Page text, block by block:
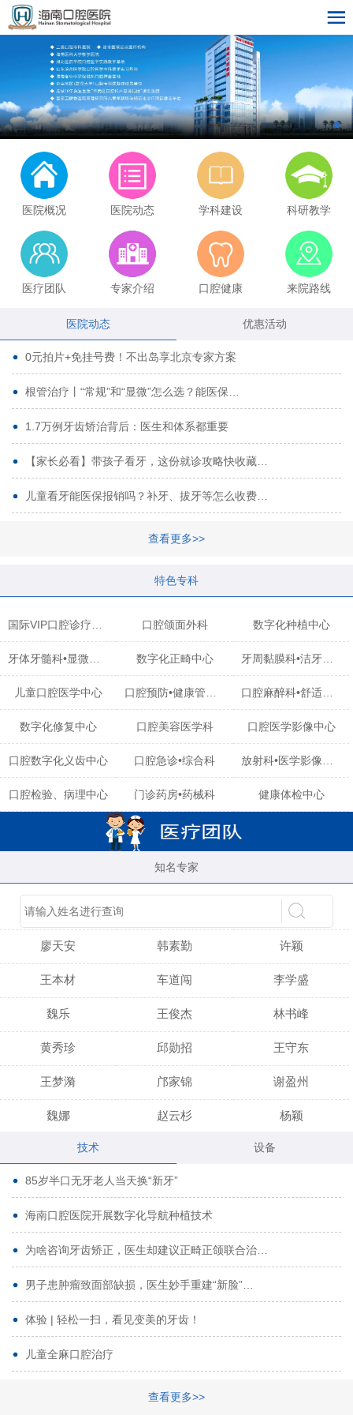
医院概况 医院动态 学科建设 科研教学
医疗团队 专家介绍 口腔健康 来院路线
医院动态 优惠活动
0元拍片+免挂号费！不出岛享北京专家方案
根管治疗丨“常规”和“显微”怎么选？能医保…
1.7万例牙齿矫治背后：医生和体系都重要
【家长必看】带孩子看牙，这份就诊攻略快收藏…
儿童看牙能医保报销吗？补牙、拔牙等怎么收费…
查看更多>>
特色专科
口腔颌面外科 数字化种植中心
数字化正畸中心 牙周黏膜科•洁牙中心
儿童口腔医学中心 口腔麻醉科•舒适化诊疗中心
数字化修复中心 口腔美容医学科 口腔医学影像中心
口腔数字化义齿中心 口腔急诊•综合科
口腔检验、病理中心 门诊药房•药械科 健康体检中心
知名专家
陈育玲 吴晓桃
廖天安 韩素勤 许颖
王本材 车道闯 李学盛
魏乐 王俊杰 林书峰
黄秀珍 邱勋招 王守东
王梦漪 邝家锦 谢盈州
魏娜 赵云杉 杨颖
黄启龙
代艳虹 林芳诚
曹香林 姜炳华
姚宗将 梁春晓
林夏羽 颜晶
路娜 商晔
周碧玲
技术 设备
85岁半口无牙老人当天换“新牙”
海南口腔医院开展数字化导航种植技术
为啥咨询牙齿矫正，医生却建议正畸正颌联合治…
男子患肿瘤致面部缺损，医生妙手重建“新脸”…
体验 | 轻松一扫，看见变美的牙齿！
儿童全麻口腔治疗
查看更多>>